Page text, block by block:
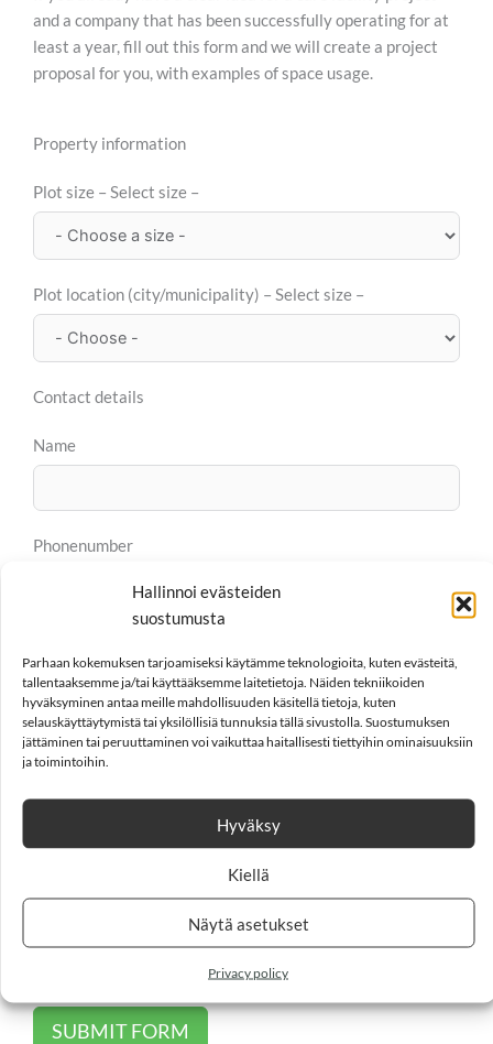
Hallinnoi evästeiden
suostumusta
Parhaan kokemuksen tarjoamiseksi käytämme teknologioita, kuten evästeitä,
tallentaaksemme ja/tai käyttääksemme laitetietoja. Näiden tekniikoiden
hyväksyminen antaa meille mahdollisuuden käsitellä tietoja, kuten
selauskäyttäytymistä tai yksilöllisiä tunnuksia tällä sivustolla. Suostumuksen
jättäminen tai peruuttaminen voi vaikuttaa haitallisesti tiettyihin ominaisuuksiin
ja toimintoihin.
Hyväksy
Kiellä
Näytä asetukset
Privacy policy
and a company that has been successfully operating for at
least a year, fill out this form and we will create a project
proposal for you, with examples of space usage.
Property information
Plot size – Select size –
Plot location (city/municipality) – Select size –
Contact details
Name
Phonenumber
Organization
Message
SUBMIT FORM